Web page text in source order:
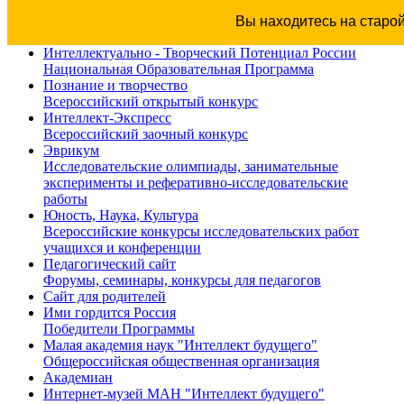
Вы находитесь на
Интеллектуально - Творческий Потенциал России
Национальная Образовательная Программа
Познание и творчество
Всероссийский открытый конкурс
Интеллект-Экспресс
Всероссийский заочный конкурс
Эврикум
Исследовательские олимпиады, занимательные
эксперименты и реферативно-исследовательские
работы
Юность, Наука, Культура
Всероссийские конкурсы исследовательских работ
учащихся и конференции
Педагогический сайт
Форумы, семинары, конкурсы для педагогов
Сайт для родителей
Ими гордится Россия
Победители Программы
Малая академия наук "Интеллект будущего"
Общероссийская общественная организация
Академиан
Интернет-музей МАН "Интеллект будущего"